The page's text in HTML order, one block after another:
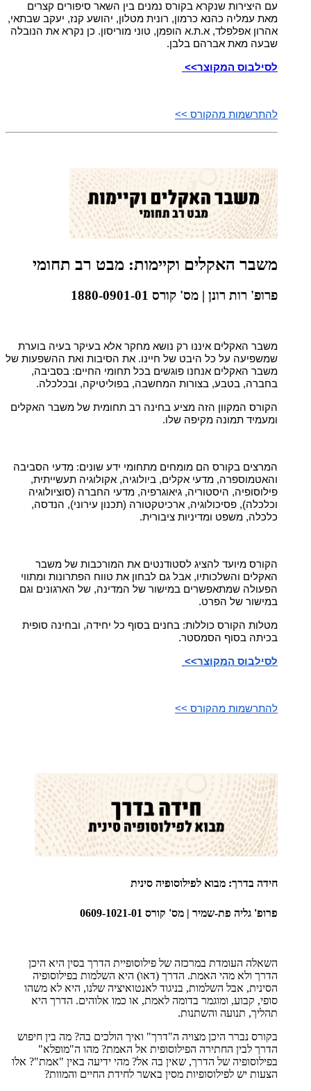
עם היצירות שנקרא בקורס נמנים בין השאר סיפורים קצרים
מאת עמליה כהנא כרמון, רונית מטלון, יהושע קנז, יעקב שבתאי,
אהרון אפלפלד, א.ת.א הופמן, טוני מוריסון. כן נקרא את הנובלה
שבעה מאת אברהם בלבן.
לסילבוס המקוצר>>
להתרשמות מהקורס >>
משבר האקלים וקיימות: מבט רב תחומי
פרופ' רות רונן | מס' קורס 1880-0901-01
משבר האקלים איננו רק נושא מחקר אלא בעיקר בעיה בוערת
שמשפיעה על כל היבט של חיינו. את הסיבות ואת ההשפעות של
משבר האקלים אנחנו פוגשים בכל תחומי החיים: בסביבה,
בחברה, בטבע, בצורות המחשבה, בפוליטיקה, ובכלכלה.
הקורס המקוון הזה מציע בחינה רב תחומית של משבר האקלים
ומעמיד תמונה מקיפה שלו.
המרצים בקורס הם מומחים מתחומי ידע שונים: מדעי הסביבה
והאטמוספרה, מדעי אקלים, ביולוגיה, אקולוגיה תעשייתית,
פילוסופיה, היסטוריה, גיאוגרפיה, מדעי החברה (סוציולוגיה
וכלכלה), פסיכולוגיה, ארכיטקטורה (תכנון עירוני), הנדסה,
כלכלה, משפט ומדיניות ציבורית.
הקורס מיועד להציג לסטודנטים את המורכבות של משבר
האקלים והשלכותיו, אבל גם לבחון את טווח הפתרונות ומתווי
הפעולה שמתאפשרים במישור של המדינה, של הארגונים וגם
במישור של הפרט.
מטלות הקורס כוללות: בחנים בסוף כל יחידה, ובחינה סופית
בכיתה בסוף הסמסטר.
לסילבוס המקוצר>>
להתרשמות מהקורס >>
חידה בדרך: מבוא לפילוסופיה סינית
פרופ' גליה פת-שמיר | מס' קורס 0609-1021-01
השאלה העומדת במרכזה של פילוסופיית הדרך בסין היא היכן
הדרך ולא מהי האמת. הדרך (דאו) היא השלמות בפילוסופיה
הסינית, אבל השלמות, בניגוד לאנטואיציה שלנו, היא לא משהו
סופי, קבוע, ומוגמר בדומה לאמת, או כמו אלוהים. הדרך היא
תהליך, תנועה והשתנות.
בקורס נברר היכן מצויה ה"דרך" ואיך הולכים בה? מה בין חיפוש
הדרך לבין החתירה הפילוסופית אל האמת? מהו ה"מופלא"
בפילוסופיה של הדרך, שאין בה אל? מהי ידיעה באין "אמת"? אלו
הצעות יש לפילוסופיות מסין באשר לחידת החיים והמוות?